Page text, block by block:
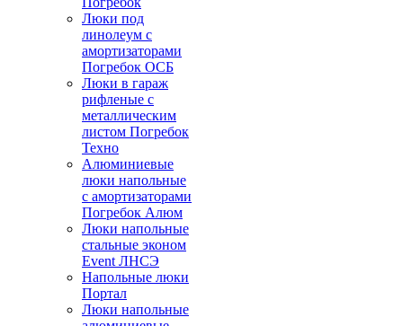
Люки под
линолеум с
амортизаторами
Погребок ОСБ
Люки в гараж
рифленые с
металлическим
листом Погребок
Техно
Алюминиевые
люки напольные
с амортизаторами
Погребок Алюм
Люки напольные
стальные эконом
Event ЛНСЭ
Напольные люки
Портал
Люки напольные